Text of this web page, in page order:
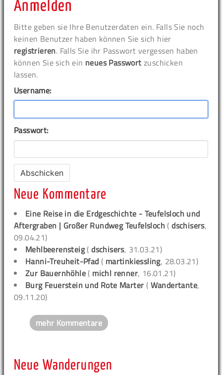
Anmelden
Bitte geben sie Ihre Benutzerdaten ein. Falls Sie noch
keinen Benutzer haben können Sie sich hier
registrieren. Falls Sie ihr Passwort vergessen haben
können Sie sich ein neues Passwort zuschicken
lassen.
Username:
Passwort:
Neue Kommentare
Eine Reise in die Erdgeschichte - Teufelsloch und
Aftergraben | Großer Rundweg Teufelsloch (dschisers,
09.04.21)
Mehlbeerensteig(dschisers, 31.03.21)
Hanni-Treuheit-Pfad ( martinkiessling, 28.03.21)
Zur Bauernhöhle ( michl renner, 16.01.21)
Burg Feuerstein und Rote Marter ( Wandertante,
09.11.20)
mehr Kommentare
Neue Wanderungen